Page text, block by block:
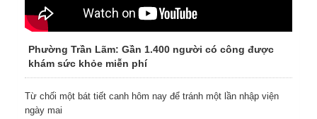
Phường Trần Lãm: Gần 1.400 người có công được
khám sức khỏe miễn phí
Từ chối một bát tiết canh hôm nay để tránh một lần nhập viện
ngày mai